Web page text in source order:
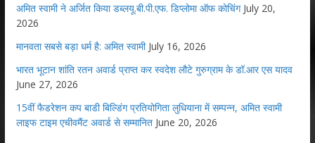
अमित स्वामी ने अर्जित किया डब्लयू.बी.पी.एफ. डिप्लोमा ऑफ कोचिंग July 20,
2026
मानवता सबसे बड़ा धर्म है: अमित स्वामी July 16, 2026
भारत भूटान शांति रतन अवार्ड प्राप्त कर स्वदेश लौटे गुरुग्राम के डॉ.आर एस यादव
June 27, 2026
15वीं फैडरेशन कप बाडी बिल्डिंग प्रतियोगिता लुधियाना में सम्पन्न, अमित स्वामी
लाइफ टाइम एचीवमैंट अवार्ड से सम्मानित June 20, 2026